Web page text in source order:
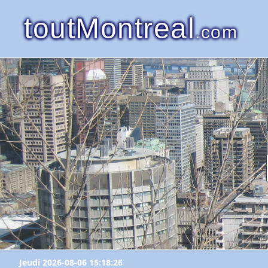
toutMontreal.com
Jeudi 2026-08-06 15:18:26